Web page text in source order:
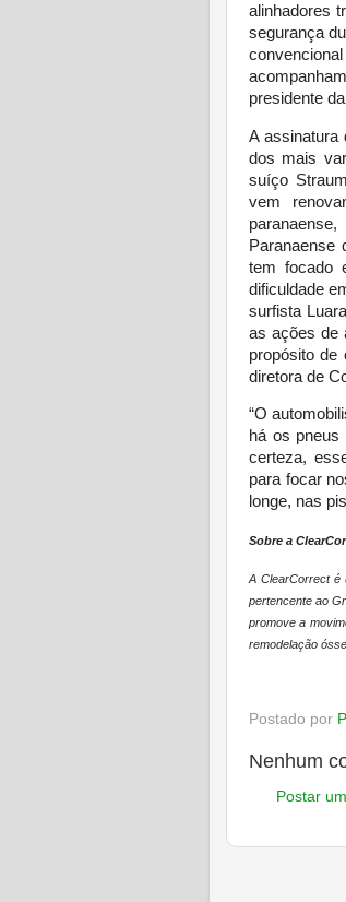
alinhadores
segurança
presidente
A assinatura
dos mais
suíço
vem
Paranaense
tem focado
dificuldade
surfista
as ações de
propósito de
diretora de
“O
há os
certeza,
para focar
longe, nas
Sobre a
A ClearCorrect é
pertencente ao
promove a
remodelação
Postado por
Nenhum
Postar